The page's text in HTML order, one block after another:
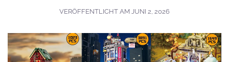
VERÖFFENTLICHT AM JUNI 2, 2026